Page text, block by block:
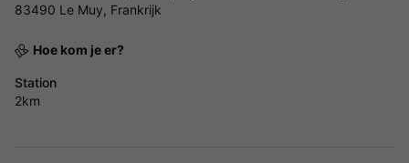
83490 Le Muy, Frankrijk
Hoe kom je er?
Station
2km